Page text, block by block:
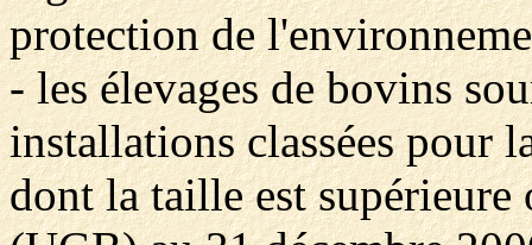
protection de
- les élevages de bovins
installations classées pour
dont la taille est supérieure